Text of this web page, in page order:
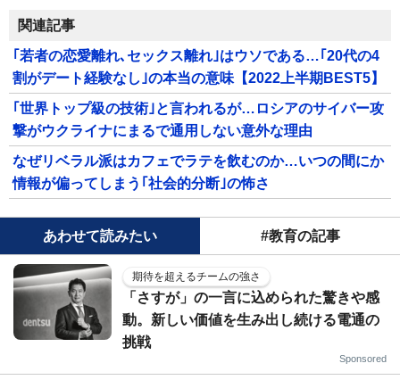
関連記事
｢若者の恋愛離れ､セックス離れ｣はウソである…｢20代の4
割がデート経験なし｣の本当の意味【2022上半期BEST5】
｢世界トップ級の技術｣と言われるが…ロシアのサイバー攻
撃がウクライナにまるで通用しない意外な理由
なぜリベラル派はカフェでラテを飲むのか…いつの間にか
情報が偏ってしまう｢社会的分断｣の怖さ
あわせて読みたい #教育の記事
期待を超えるチームの強さ
「さすが」の一言に込められた驚きや感
動。新しい価値を生み出し続ける電通の
挑戦
Sponsored